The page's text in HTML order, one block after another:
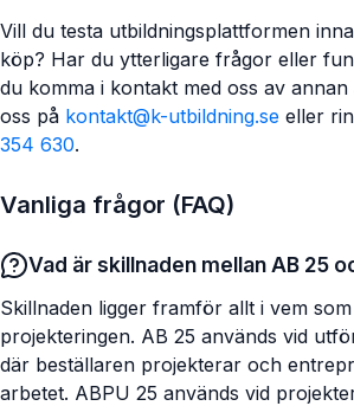
Vill du testa utbildningsplattformen
köp? Har du ytterligare frågor eller
du komma i kontakt med oss av annan
oss på kontakt@k-utbildning.se eller
354 630.
Vanliga frågor (FAQ)
Vad är skillnaden mellan AB 25
Skillnaden ligger framför allt i vem
projekteringen. AB 25 används vid
där beställaren projekterar och
arbetet. ABPU 25 används vid